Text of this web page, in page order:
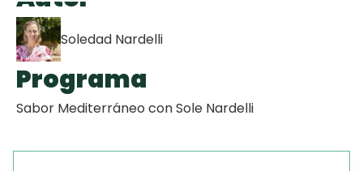
Soledad Nardelli
Programa
Sabor Mediterráneo con Sole Nardelli